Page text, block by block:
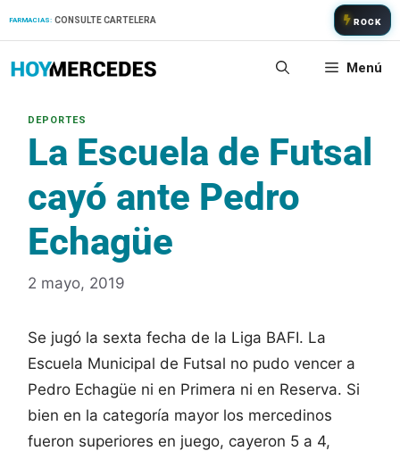
FARMACIAS: CONSULTE CARTELERA ROCK
Menú
La Escuela de Futsal
cayó ante Pedro
Echagüe
2 mayo, 2019
Se jugó la sexta fecha de la Liga BAFI. La
Escuela Municipal de Futsal no pudo vencer a
Pedro Echagüe ni en Primera ni en Reserva. Si
bien en la categoría mayor los mercedinos
fueron superiores en juego, cayeron 5 a 4,